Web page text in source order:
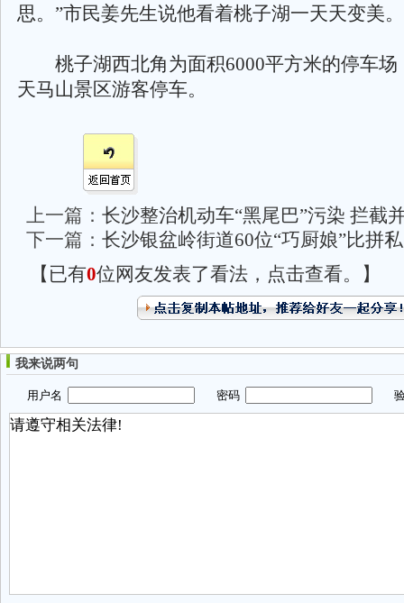
思。”市民姜先生说他看着桃子湖一天天变美。
桃子湖西北角为面积6000平方米的停车场
天马山景区游客停车。
上一篇： 长沙整治机动车“黑尾巴”污染 拦截
下一篇： 长沙银盆岭街道60位“巧厨娘”比拼
【已有0位网友发表了看法，点击查看。】
我来说两句
用户名 密码 验